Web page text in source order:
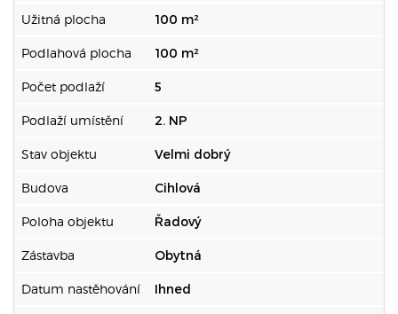
Užitná plocha 100 m²
Podlahová plocha 100 m²
Počet podlaží 5
Podlaží umístění 2. NP
Stav objektu Velmi dobrý
Budova Cihlová
Poloha objektu Řadový
Zástavba Obytná
Datum nastěhování Ihned